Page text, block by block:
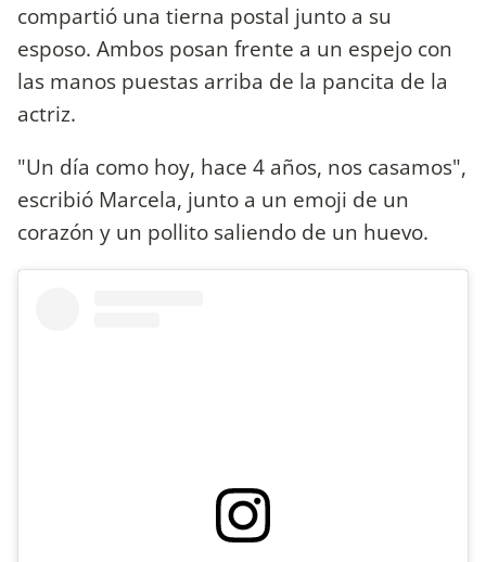
compartió una tierna postal junto a su
esposo. Ambos posan frente a un espejo con
las manos puestas arriba de la pancita de la
actriz.
"Un día como hoy, hace 4 años, nos casamos",
escribió Marcela, junto a un emoji de un
corazón y un pollito saliendo de un huevo.